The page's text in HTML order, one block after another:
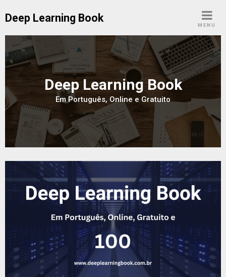
Deep Learning Book
MENU
Deep Learning Book
Em Português, Online e Gratuito